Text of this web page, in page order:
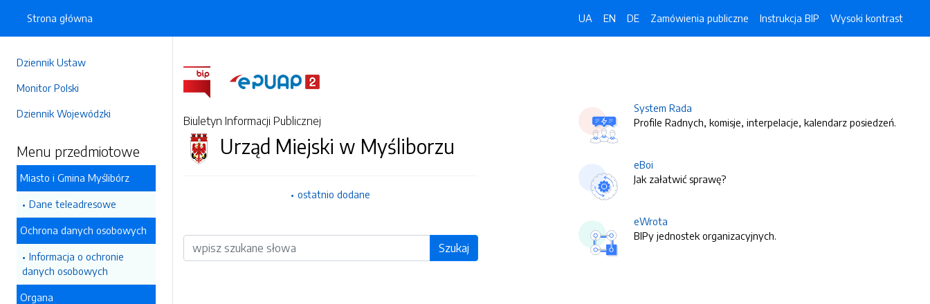
Dziennik Ustaw
Monitor Polski
Dziennik Wojewódzki
Menu przedmiotowe
Miasto i Gmina Myślibórz
Dane teleadresowe
Ochrona danych osobowych
Informacja o ochronie
danych osobowych
Organa
Strona główna UA EN DE Zamówienia publiczne Instrukcja BIP Wysoki kontrast
Biuletyn Informacji Publicznej
Urząd Miejski w Myśliborzu
ostatnio dodane
Wyszukiwarka Szukaj
System Rada
Profile Radnych, komisje, interpelacje, kalendarz posiedzeń.
eBoi
Jak załatwić sprawę?
eWrota
BIPy jednostek organizacyjnych.